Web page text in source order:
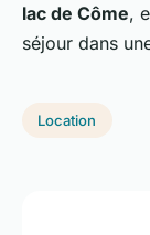
lac de Côme,
séjour dans
Location